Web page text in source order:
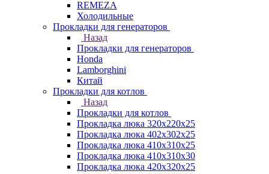
REMEZA
Холодильные
Прокладки для генераторов
Назад
Прокладки для генераторов
Honda
Lamborghini
Китай
Прокладки для котлов
Назад
Прокладки для котлов
Прокладка люка 320x220x25
Прокладка люка 402x302x25
Прокладка люка 410x310x25
Прокладка люка 410х310х30
Прокладка люка 420x320x25